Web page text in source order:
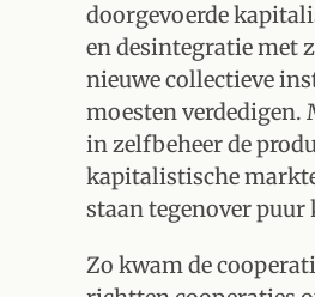
doorgevoerde
en desintegratie met
nieuwe collectieve
moesten verdedigen.
in zelfbeheer de
kapitalistische
staan tegenover
Zo kwam de